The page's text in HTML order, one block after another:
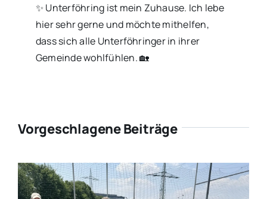
✨ Unterföhring ist mein Zuhause. Ich lebe
hier sehr gerne und möchte mithelfen,
dass sich alle Unterföhringer in ihrer
Gemeinde wohlfühlen. 🏡
Vorgeschlagene Beiträge